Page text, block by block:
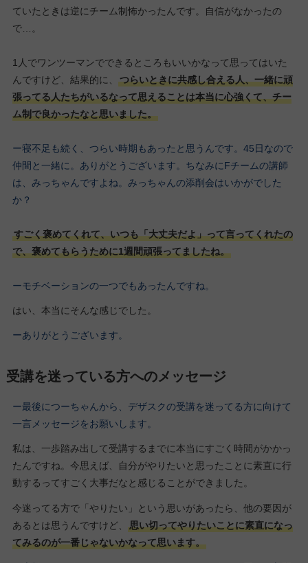
ていたときは逆にチーム制怖かったんです。自信がなかったの
で…。
1人でワンツーマンでできるところもいいかなって思ってはいた
んですけど、結果的に、
つらいときに共感し合える人、一緒に頑
張ってる人たちがいるなって思えることは本当に心強くて、チー
ム制で良かったなと思いました。
ー寝不足も続く、つらい時期もあったと思うんです。45日なので
仲間と一緒に。ありがとうございます。ちなみにFチームの講師
は、みっちゃんですよね。みっちゃんの添削会はいかがでした
か？
すごく褒めてくれて、いつも「大丈夫だよ」って言ってくれたの
で、褒めてもらうために1週間頑張ってましたね。
ーモチベーションの一つでもあったんですね。
はい、本当にそんな感じでした。
ーありがとうございます。
受講を迷っている方へのメッセージ
ー最後につーちゃんから、デザスクの受講を迷ってる方に向けて
一言メッセージをお願いします。
私は、一歩踏み出して受講するまでに本当にすごく時間がかかっ
たんですね。今思えば、自分がやりたいと思ったことに素直に行
動するってすごく大事だなと感じることができました。
今迷ってる方で「やりたい」という思いがあったら、他の要因が
あるとは思うんですけど、
思い切ってやりたいことに素直になっ
てみるのが一番じゃないかなって思います。